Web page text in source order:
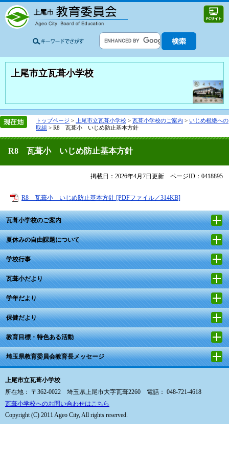
上尾市立瓦葺小学校
トップページ > 上尾市立瓦葺小学校 > 瓦葺小学校のご案内 > いじめ根絶への
取組 > R8 瓦葺小 いじめ防止基本方針
R8 瓦葺小 いじめ防止基本方針
掲載日：2026年4月7日更新 ページID：0418895
R8 瓦葺小 いじめ防止基本方針 [PDFファイル／314KB]
瓦葺小学校のご案内
夏休みの自由課題について
学校行事
瓦葺小だより
学年だより
保健だより
教育目標・特色ある活動
埼玉県教育委員会教育長メッセージ
上尾市立瓦葺小学校
所在地： 〒362-0022 埼玉県上尾市大字瓦葺2260 電話： 048-721-4618
瓦葺小学校へのお問い合わせはこちら
Copyright (C) 2011 Ageo City, All rights reserved.